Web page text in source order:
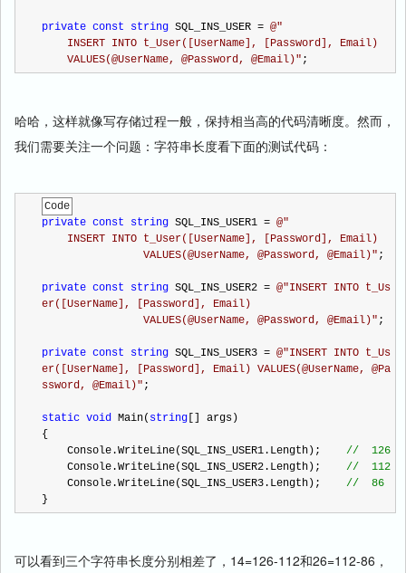
private const string SQL_INS_USER = @"
    INSERT INTO t_User([UserName], [Password], Email)
    VALUES(@UserName, @Password, @Email)
" ;
哈哈，这样就像写存储过程一般，保持相当高的代码清晰度。然而，
我们需要关注一个问题：字符串长度看下面的测试代码：
Code
private const string SQL_INS_USER1 = @"
    INSERT INTO t_User([UserName], [Password], Email)
                VALUES(@UserName, @Password, @Email)
" ;
private const string SQL_INS_USER2 = @"INSERT INTO t_Us
er([UserName], [Password], Email)
                VALUES(@UserName, @Password, @Email)
" ;
private const string SQL_INS_USER3 = @"INSERT INTO t_Us
er([UserName], [Password], Email) VALUES(@UserName, @Pa
ssword, @Email)" ;
static void Main( string [] args)
{
    Console.WriteLine(SQL_INS_USER1.Length);
//
    Console.WriteLine(SQL_INS_USER2.Length);
//
  112
    Console.WriteLine(SQL_INS_USER3.Length);
//
  86
}
可以看到三个字符串长度分别相差了，14=126-112和26=112-86，